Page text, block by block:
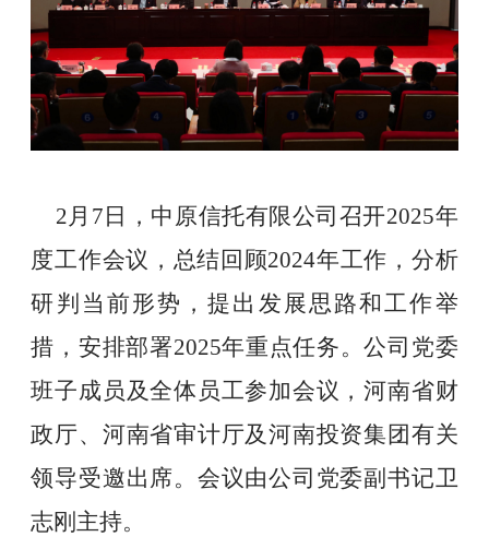
2月 7 日，中原信托有限公司召开2025年
度工作会议，总结回顾2024年工作，分析
研判当前形势，提出发展思路和工作举
措，安排部署2025年重点任务。公司党委
班子成员及全体员工参加会议，河南省财
政厅、河南省审计厅及河南投资集团有关
领导受邀出席。会议由公司党委副书记卫
志刚主持。